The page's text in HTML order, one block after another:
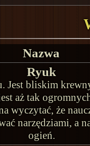
Nazwa
Ryuk
Jest bliskim
aż tak
wyczytać, że
narzędziami, a
ogień.